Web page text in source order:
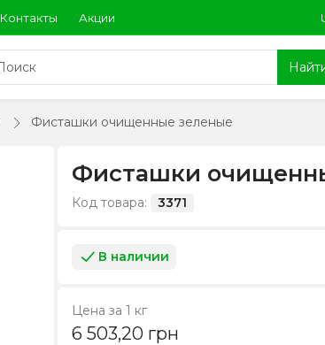
Контакты Акции
Фисташки очищенные зеленые
Фисташки
Код товара: 3371
В наличии
Цена за 1 кг
6 503,20 грн